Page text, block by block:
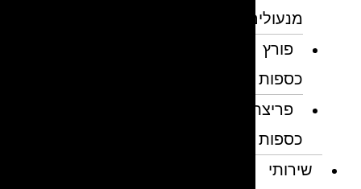
מנעולים
פורץ
כספות
פריצת
כספות
שירותי